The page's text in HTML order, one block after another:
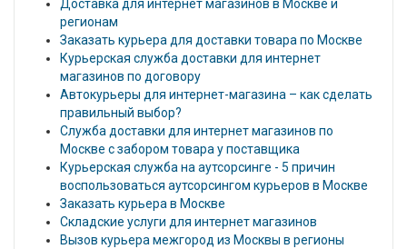
Доставка для интернет магазинов в Москве и
регионам
Заказать курьера для доставки товара по Москве
Курьерская служба доставки для интернет
магазинов по договору
Автокурьеры для интернет-магазина – как сделать
правильный выбор?
Служба доставки для интернет магазинов по
Москве с забором товара у поставщика
Курьерская служба на аутсорсинге - 5 причин
воспользоваться аутсорсингом курьеров в Москве
Заказать курьера в Москве
Складские услуги для интернет магазинов
Вызов курьера межгород из Москвы в регионы